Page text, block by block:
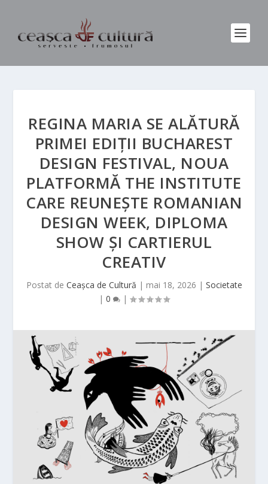
REGINA MARIA SE ALĂTURĂ
PRIMEI EDIȚII BUCHAREST
DESIGN FESTIVAL, NOUA
PLATFORMĂ THE INSTITUTE
CARE REUNEȘTE ROMANIAN
DESIGN WEEK, DIPLOMA
SHOW ȘI CARTIERUL
CREATIV
Postat de Ceașca de Cultură | mai 18, 2026 | Societate
| 0 |